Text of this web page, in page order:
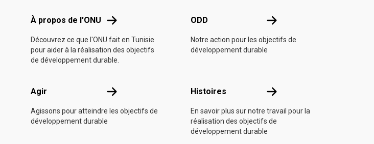
À propos de l'ONU À propos de l'ONU
Découvrez ce que l'ONU fait en Tunisie
pour aider à la réalisation des objectifs
de développement durable.
ODD ODD
Notre action pour les objectifs de
développement durable
Agir Agir
Agissons pour atteindre les objectifs de
développement durable
Histoires Histoires
En savoir plus sur notre travail pour la
réalisation des objectifs de
développement durable